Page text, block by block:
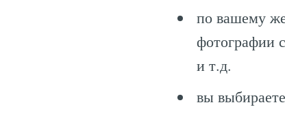
по вашему
фотографии
и т.д.
вы